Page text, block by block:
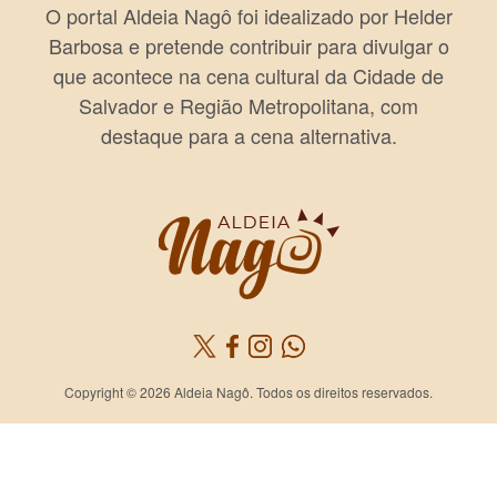
O portal Aldeia Nagô foi idealizado por Helder
Barbosa e pretende contribuir para divulgar o
que acontece na cena cultural da Cidade de
Salvador e Região Metropolitana, com
destaque para a cena alternativa.
Copyright © 2026 Aldeia Nagô. Todos os direitos reservados.